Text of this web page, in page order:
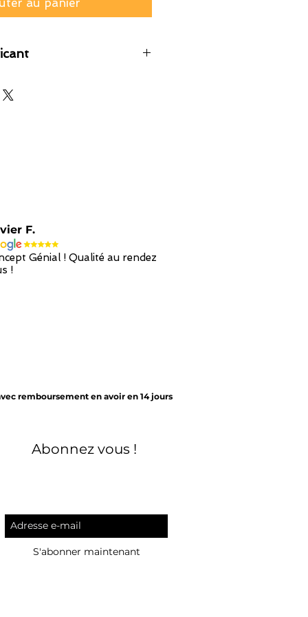
F.
Génial ! Qualité au rendez
!
remboursement en avoir en 14 jours
Abonnez vous !
S'abonner maintenant